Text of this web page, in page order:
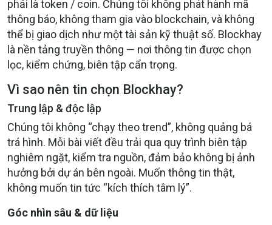
phải là token / coin. Chúng tôi không phát hành mã
thông báo, không tham gia vào blockchain, và không
thể bị giao dịch như một tài sản kỹ thuật số. Blockhay
là nền tảng truyền thông — nơi thông tin được chọn
lọc, kiểm chứng, biên tập cẩn trọng.
Vì sao nên tin chọn Blockhay?
Trung lập & độc lập
Chúng tôi không “chạy theo trend”, không quảng bá
trá hình. Mỗi bài viết đều trải qua quy trình biên tập
nghiêm ngặt, kiểm tra nguồn, đảm bảo không bị ảnh
hưởng bởi dự án bên ngoài. Muốn thông tin thật,
không muốn tin tức “kích thích tâm lý”.
Góc nhìn sâu & dữ liệu